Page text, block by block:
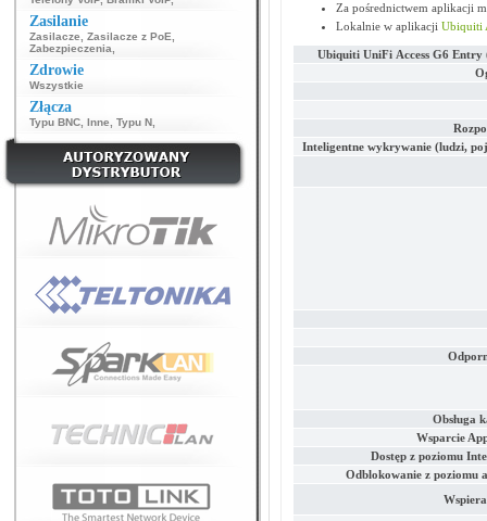
Zasilanie
Zasilacze Zasilacze z PoE
Zabezpieczenia
Zdrowie
Wszystkie
Złącza
Typu BNC Inne Typu N
Za pośrednictwem aplikacji
Lokalnie w aplikacji Ubiquiti
Ubiquiti UniFi Access G6
Inteligentne wykrywanie (ludzi,
Obsługa
Wsparcie
Dostęp z poziomu
Odblokowanie z poziomu